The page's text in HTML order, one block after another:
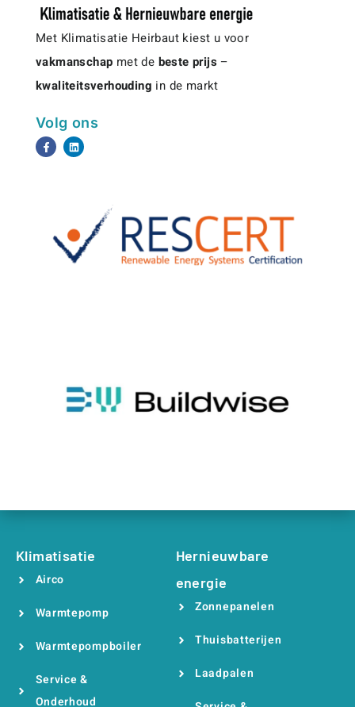
Met Klimatisatie Heirbaut kiest u voor
vakmanschap met de beste prijs–
kwaliteitsverhouding in de markt
Volg ons
Klimatisatie
Airco
Warmtepomp
Warmtepompboiler
Service &
Onderhoud
Hernieuwbare
energie
Zonnepanelen
Thuisbatterijen
Laadpalen